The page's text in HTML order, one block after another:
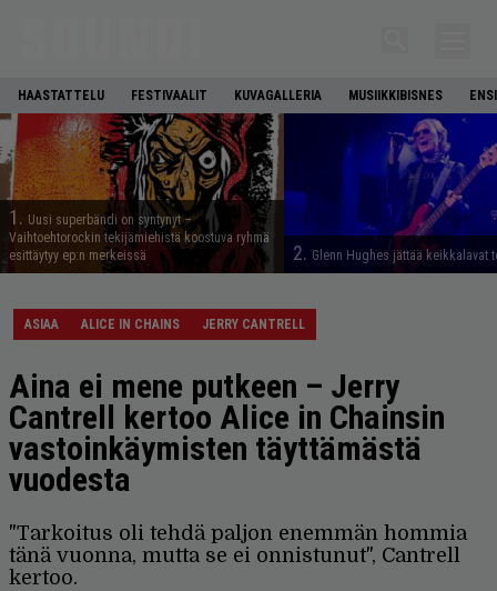
HAASTATTELU FESTIVAALIT KUVAGALLERIA MUSIIKKIBISNES
1. Uusi superbändi on syntynyt –
Vaihtoehtorockin tekijämiehistä koostuva ryhmä
esittäytyy ep:n merkeissä
2. Glenn Hughes jättää keikkalavat
ASIAA ALICE IN CHAINS JERRY CANTRELL
Aina ei mene putkeen – Jerry
Cantrell kertoo Alice in Chainsin
vastoinkäymisten täyttämästä
vuodesta
"Tarkoitus oli tehdä paljon enemmän hommia
tänä vuonna, mutta se ei onnistunut", Cantrell
kertoo.